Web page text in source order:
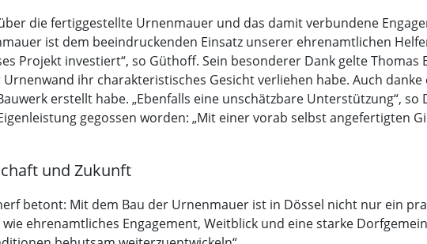
die fertiggestellte Urnenmauer und das damit verbundene
ist dem beeindruckenden Einsatz unserer ehrenamtlichen
Projekt investiert“, so Güthoff. Sein besonderer Dank gelte
ihr charakteristisches Gesicht verliehen habe. Auch
erstellt habe. „Ebenfalls eine unschätzbare Unterstützung“,
gegossen worden: „Mit einer vorab selbst angefertigten
und Zukunft
betont: Mit dem Bau der Urnenmauer ist in Dössel nicht nur ein
ehrenamtliches Engagement, Weitblick und eine starke